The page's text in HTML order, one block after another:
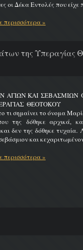
οι Δέκα Εντολές που είχε
περισσότερα »
της Υπεραγίας
ΑΓΙΩΝ ΚΑΙ
ΘΕΟΤΟΚΟΥ
τι σημαίνει το όνομα
της δόθηκε αρχικά,
δεν της δόθηκε τυχαία.
και
περισσότερα »